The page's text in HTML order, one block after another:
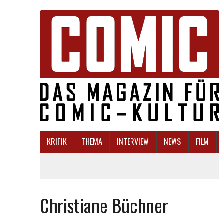
KRITIK THEMA INTERVIEW NEWS FILM
Christiane Büchner